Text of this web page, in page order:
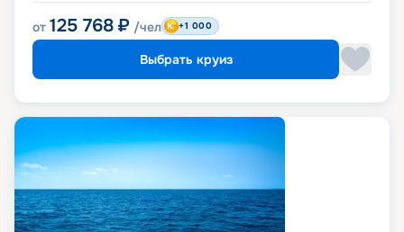
от 125 768 ₽ /чел +1 000
Выбрать круиз